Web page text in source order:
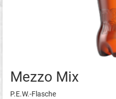
Mezzo Mix
P.E.W.-Flasche